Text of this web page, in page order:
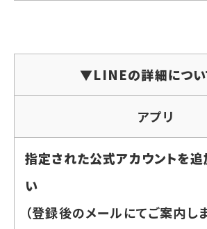
▼LINEの詳細につ
アプリ
指定された公式アカウントを追
い
（登録後のメールにてご案内しま